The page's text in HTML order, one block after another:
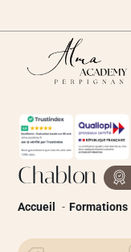
Chablon
Accueil Formations